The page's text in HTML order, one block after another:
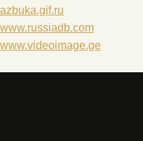
azbuka.gif.ru
www.russiadb.com
www.videoimage.ge